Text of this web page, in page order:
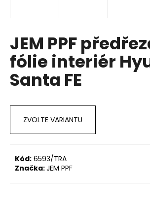
JEM PPF
fólie interiér
Santa FE
ZVOLTE VARIANTU
Kód: 6593/TRA
Značka:JEM PPF
t
?
D
o